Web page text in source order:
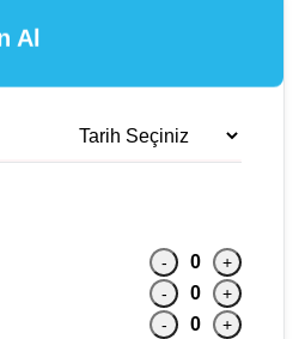
Al
- 0 +
- 0 +
- 0 +